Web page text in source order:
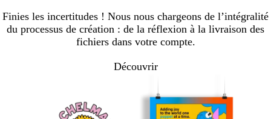
Finies les incertitudes ! Nous nous chargeons de l’intégralité
du processus de création : de la réflexion à la livraison des
fichiers dans votre compte.
Découvrir